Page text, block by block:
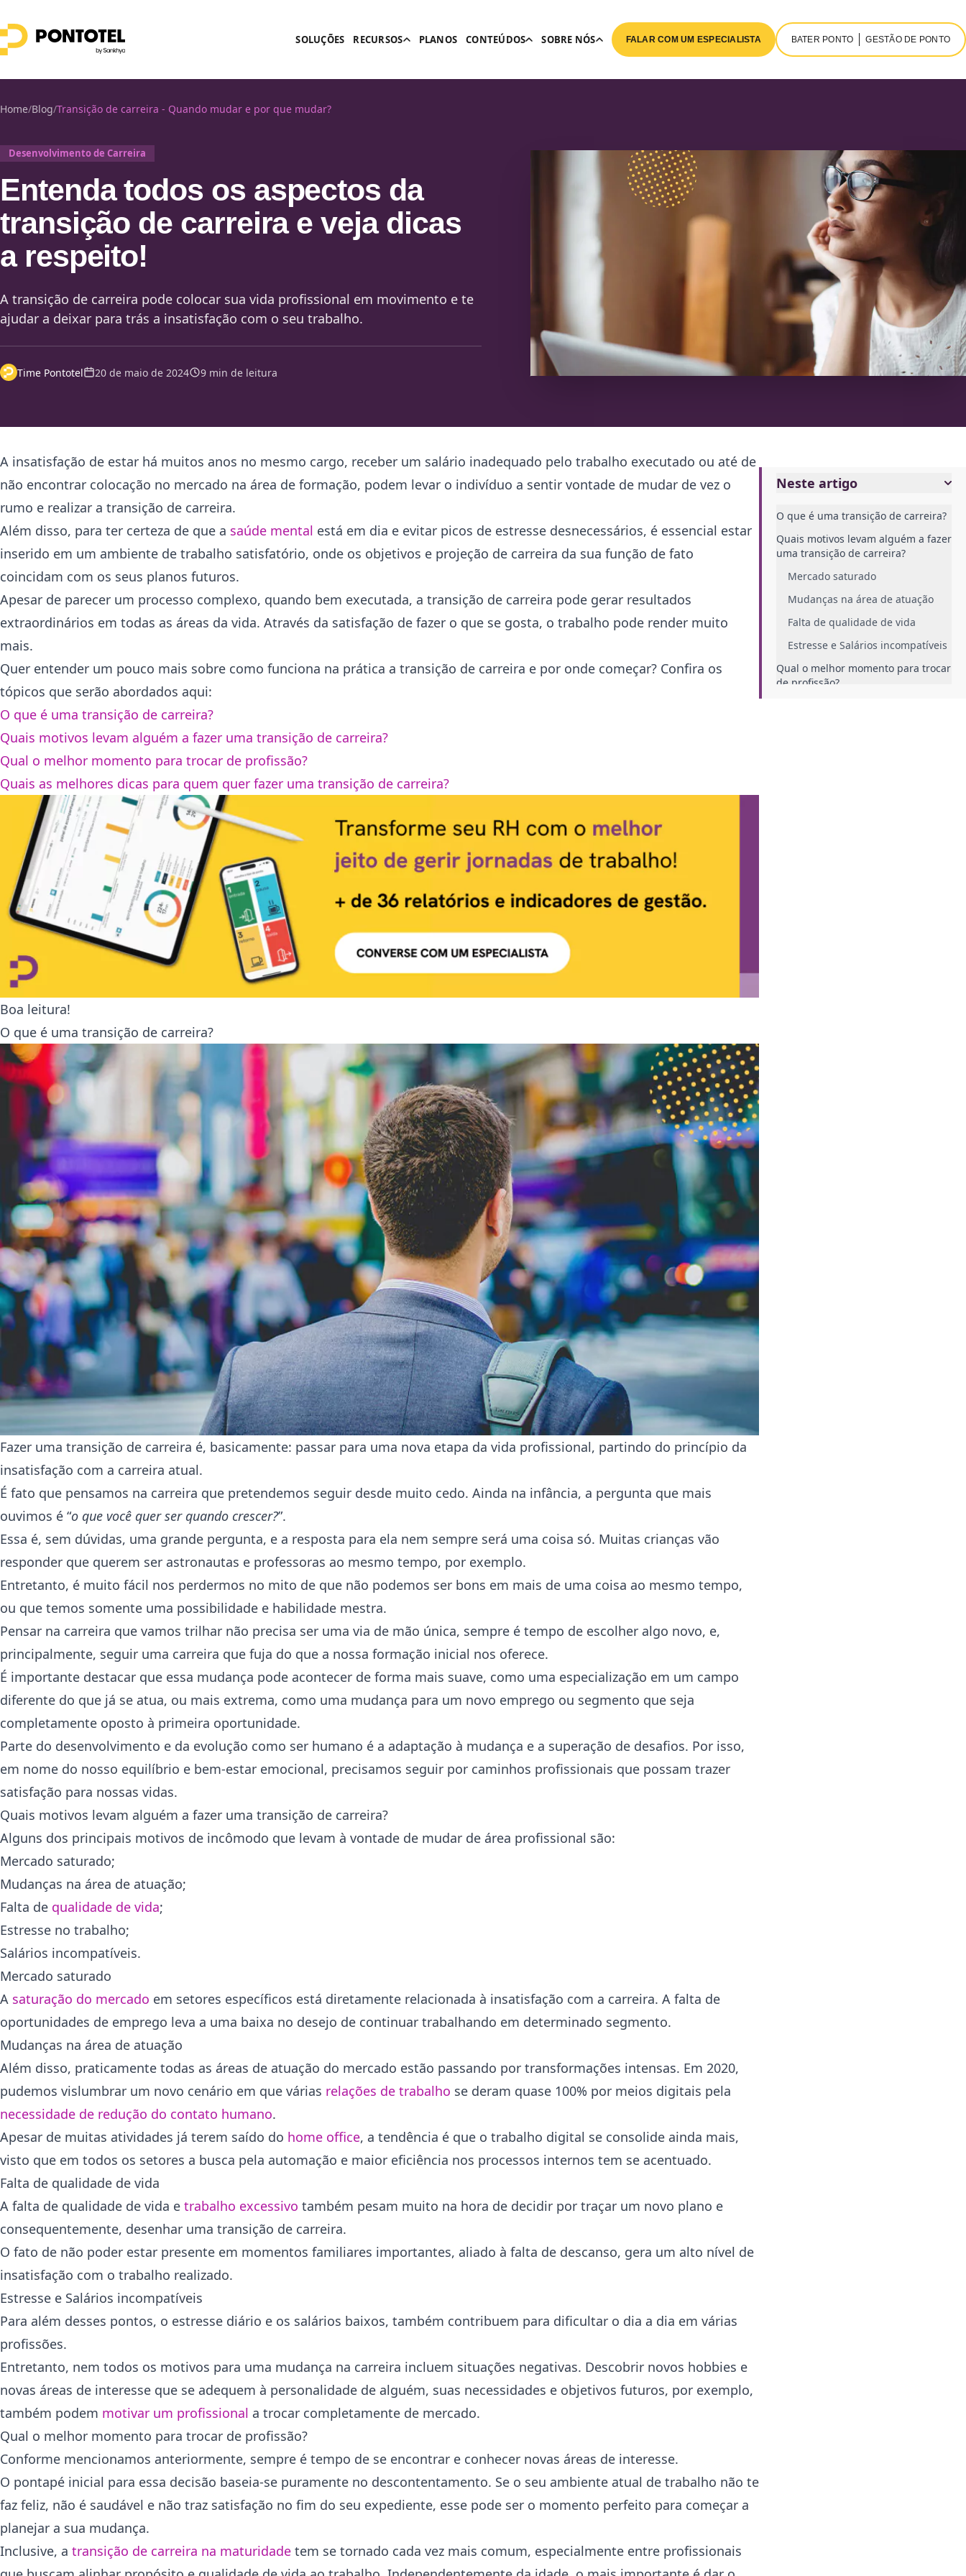
SOLUÇÕES RECURSOS PLANOS CONTEÚDOS SOBRE NÓS FALAR COM UM ESPECIALISTA BATER PONTO GESTÃO DE PONTO
Home/Blog/Transição de carreira - Quando mudar e por que mudar?
Desenvolvimento de Carreira
Entenda todos os aspectos da
transição de carreira e veja dicas
a respeito!
A transição de carreira pode colocar sua vida profissional em movimento e te
ajudar a deixar para trás a insatisfação com o seu trabalho.
Time Pontotel 20 de maio de 2024 9 min de leitura
Neste artigo
O que é uma transição de carreira?
Quais motivos levam alguém a fazer
uma transição de carreira?
Mercado saturado
Mudanças na área de atuação
Falta de qualidade de vida
Estresse e Salários incompatíveis
Qual o melhor momento para trocar
de profissão?
A insatisfação de estar há muitos anos no mesmo cargo, receber um salário inadequado pelo trabalho executado ou até de
não encontrar colocação no mercado na área de formação, podem levar o indivíduo a sentir vontade de mudar de vez o
rumo e realizar a transição de carreira.
Além disso, para ter certeza de que a saúde mental está em dia e evitar picos de estresse desnecessários, é essencial estar
inserido em um ambiente de trabalho satisfatório, onde os objetivos e projeção de carreira da sua função de fato
coincidam com os seus planos futuros.
Apesar de parecer um processo complexo, quando bem executada, a transição de carreira pode gerar resultados
extraordinários em todas as áreas da vida. Através da satisfação de fazer o que se gosta, o trabalho pode render muito
mais.
Quer entender um pouco mais sobre como funciona na prática a transição de carreira e por onde começar? Confira os
tópicos que serão abordados aqui:
O que é uma transição de carreira?
Quais motivos levam alguém a fazer uma transição de carreira?
Qual o melhor momento para trocar de profissão?
Quais as melhores dicas para quem quer fazer uma transição de carreira?
Boa leitura!
O que é uma transição de carreira?
Fazer uma transição de carreira é, basicamente: passar para uma nova etapa da vida profissional, partindo do princípio da
insatisfação com a carreira atual.
É fato que pensamos na carreira que pretendemos seguir desde muito cedo. Ainda na infância, a pergunta que mais
ouvimos é “o que você quer ser quando crescer?”.
Essa é, sem dúvidas, uma grande pergunta, e a resposta para ela nem sempre será uma coisa só. Muitas crianças vão
responder que querem ser astronautas e professoras ao mesmo tempo, por exemplo.
Entretanto, é muito fácil nos perdermos no mito de que não podemos ser bons em mais de uma coisa ao mesmo tempo,
ou que temos somente uma possibilidade e habilidade mestra.
Pensar na carreira que vamos trilhar não precisa ser uma via de mão única, sempre é tempo de escolher algo novo, e,
principalmente, seguir uma carreira que fuja do que a nossa formação inicial nos oferece.
É importante destacar que essa mudança pode acontecer de forma mais suave, como uma especialização em um campo
diferente do que já se atua, ou mais extrema, como uma mudança para um novo emprego ou segmento que seja
completamente oposto à primeira oportunidade.
Parte do desenvolvimento e da evolução como ser humano é a adaptação à mudança e a superação de desafios. Por isso,
em nome do nosso equilíbrio e bem-estar emocional, precisamos seguir por caminhos profissionais que possam trazer
satisfação para nossas vidas.
Quais motivos levam alguém a fazer uma transição de carreira?
Alguns dos principais motivos de incômodo que levam à vontade de mudar de área profissional são:
Mercado saturado;
Mudanças na área de atuação;
Falta de qualidade de vida;
Estresse no trabalho;
Salários incompatíveis.
Mercado saturado
A saturação do mercado em setores específicos está diretamente relacionada à insatisfação com a carreira. A falta de
oportunidades de emprego leva a uma baixa no desejo de continuar trabalhando em determinado segmento.
Mudanças na área de atuação
Além disso, praticamente todas as áreas de atuação do mercado estão passando por transformações intensas. Em 2020,
pudemos vislumbrar um novo cenário em que várias relações de trabalho se deram quase 100% por meios digitais pela
necessidade de redução do contato humano.
Apesar de muitas atividades já terem saído do home office, a tendência é que o trabalho digital se consolide ainda mais,
visto que em todos os setores a busca pela automação e maior eficiência nos processos internos tem se acentuado.
Falta de qualidade de vida
A falta de qualidade de vida e trabalho excessivo também pesam muito na hora de decidir por traçar um novo plano e
consequentemente, desenhar uma transição de carreira.
O fato de não poder estar presente em momentos familiares importantes, aliado à falta de descanso, gera um alto nível de
insatisfação com o trabalho realizado.
Estresse e Salários incompatíveis
Para além desses pontos, o estresse diário e os salários baixos, também contribuem para dificultar o dia a dia em várias
profissões.
Entretanto, nem todos os motivos para uma mudança na carreira incluem situações negativas. Descobrir novos hobbies e
novas áreas de interesse que se adequem à personalidade de alguém, suas necessidades e objetivos futuros, por exemplo,
também podem motivar um profissional a trocar completamente de mercado.
Qual o melhor momento para trocar de profissão?
Conforme mencionamos anteriormente, sempre é tempo de se encontrar e conhecer novas áreas de interesse.
O pontapé inicial para essa decisão baseia-se puramente no descontentamento. Se o seu ambiente atual de trabalho não te
faz feliz, não é saudável e não traz satisfação no fim do seu expediente, esse pode ser o momento perfeito para começar a
planejar a sua mudança.
Inclusive, a transição de carreira na maturidade tem se tornado cada vez mais comum, especialmente entre profissionais